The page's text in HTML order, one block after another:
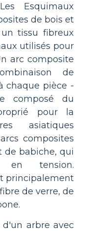
Esquimaux
de bois et
tissu fibreux
utilisés pour
arc composite
de
chaque pièce -
composé du
pour la
asiatiques
composites
de babiche, qui
en tension.
principalement
de verre, de
arbre avec